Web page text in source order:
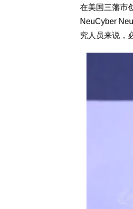
在美国三藩市
NeuCyber
究人员来说，